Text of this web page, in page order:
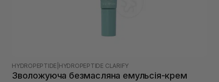
HYDROPEPTIDE HYDROPEPTIDE CLARIFY
Зволожуюча безмасляна емульсія-крем